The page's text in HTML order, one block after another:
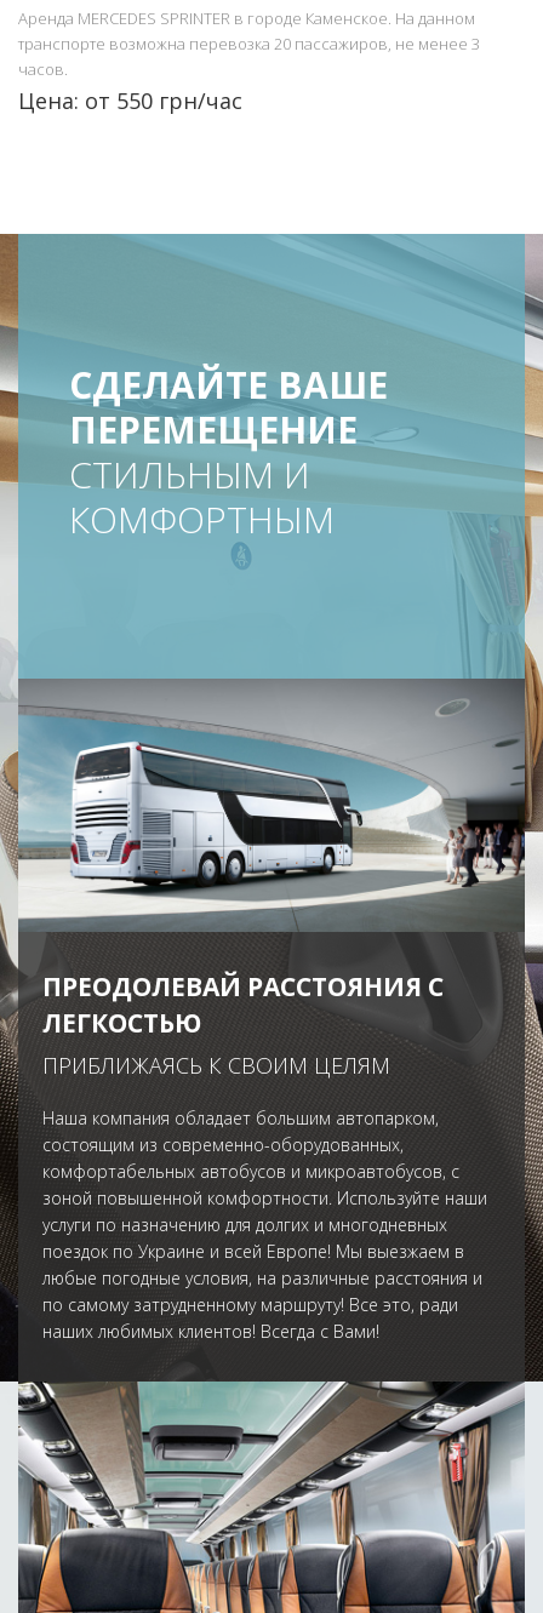
Аренда MERCEDES SPRINTER в городе Каменское. На данном
транспорте возможна перевозка 20 пассажиров, не менее 3
часов.
Цена: от 550 грн/час
СДЕЛАЙТЕ ВАШЕ
ПЕРЕМЕЩЕНИЕ
СТИЛЬНЫМ И
КОМФОРТНЫМ
ПРЕОДОЛЕВАЙ РАССТОЯНИЯ С
ЛЕГКОСТЬЮ
ПРИБЛИЖАЯСЬ К СВОИМ ЦЕЛЯМ
Наша компания обладает большим автопарком,
состоящим из современно-оборудованных,
комфортабельных автобусов и микроавтобусов, с
зоной повышенной комфортности. Используйте наши
услуги по назначению для долгих и многодневных
поездок по Украине и всей Европе! Мы выезжаем в
любые погодные условия, на различные расстояния и
по самому затрудненному маршруту! Все это, ради
наших любимых клиентов! Всегда с Вами!